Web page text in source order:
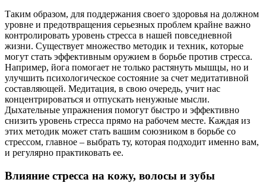
Таким образом, для поддержания своего здоровья на должном
уровне и предотвращения серьезных проблем крайне важно
контролировать уровень стресса в нашей повседневной
жизни. Существует множество методик и техник, которые
могут стать эффективным оружием в борьбе против стресса.
Например, йога помогает не только растянуть мышцы, но и
улучшить психологическое состояние за счет медитативной
составляющей. Медитация, в свою очередь, учит нас
концентрироваться и отпускать ненужные мысли.
Дыхательные упражнения помогут быстро и эффективно
снизить уровень стресса прямо на рабочем месте. Каждая из
этих методик может стать вашим союзником в борьбе со
стрессом, главное – выбрать ту, которая подходит именно вам,
и регулярно практиковать ее.
Влияние стресса на кожу, волосы и зубы